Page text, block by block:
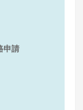
申請